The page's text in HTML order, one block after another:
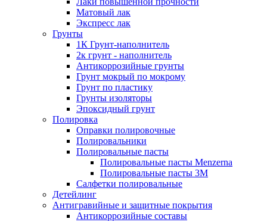
Матовый лак
Экспресс лак
Грунты
1К Грунт-наполнитель
2к грунт - наполнитель
Антикоррозийные грунты
Грунт мокрый по мокрому
Грунт по пластику
Грунты изоляторы
Эпоксидный грунт
Полировка
Оправки полировочные
Полировальники
Полировальные пасты
Полировальные пасты Menzerna
Полировальные пасты 3M
Салфетки полировальные
Детейлинг
Антигравийные и защитные покрытия
Антикоррозийные составы